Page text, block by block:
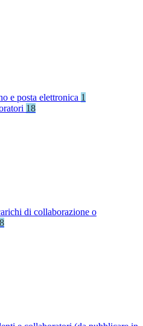
e posta elettronica 1
18
di collaborazione o